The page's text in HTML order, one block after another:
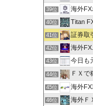
39位 海外FX
40位 Titan
41位 証券取
42位 海外
43位 今日も
44位 ＦＸで
45位 海外
46位 海外Ｆ